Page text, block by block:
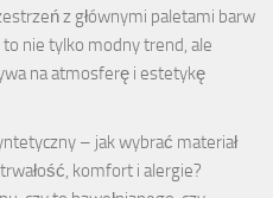
z głównymi paletami barw
nie tylko modny trend, ale
na atmosferę i estetykę
– jak wybrać materiał
komfort i alergie?